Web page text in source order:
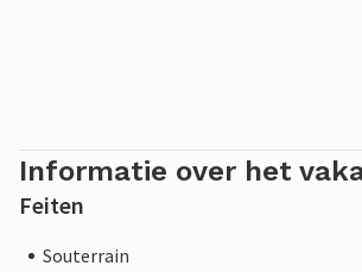
Informatie over het
Feiten
Souterrain